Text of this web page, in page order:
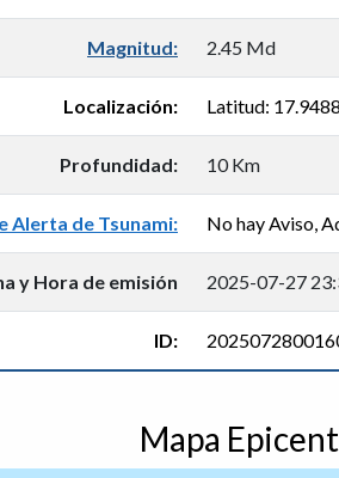
Magnitud: 2.45 Md
Localización: Latitud:
Profundidad: 10 Km
Alerta de Tsunami: No hay Aviso,
y Hora de emisión 2025-07-27
ID:
Mapa